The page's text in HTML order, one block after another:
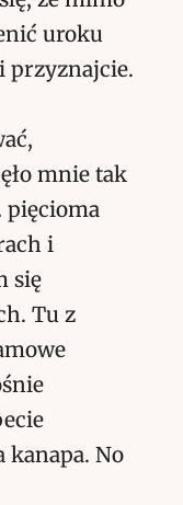
uroku
przyznajcie.
mnie tak
pięcioma
i
się
Tu z
kanapa. No